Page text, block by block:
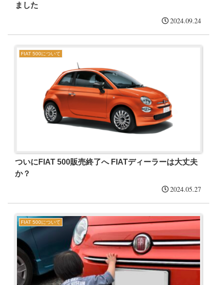
ました
2024.09.24
FIAT 500について
ついにFIAT 500販売終了へ FIATディーラーは大丈夫
か？
2024.05.27
FIAT 500について